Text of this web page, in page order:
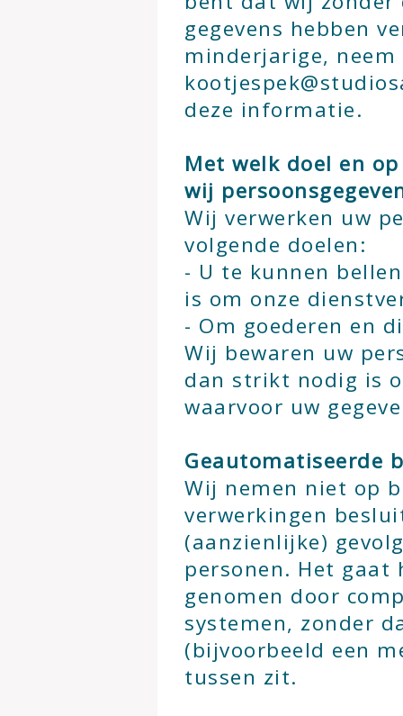
gegevens hebben
minderjarige,
deze informatie.
Met welk doel en
wij
Wij verwerken uw
volgende doelen:
- U te kunnen
is om onze
- Om goederen en
Wij bewaren uw
dan strikt nodig is
waarvoor uw
Geautomatiseerde
Wij nemen niet op
verwerkingen
(aanzienlijke)
personen. Het
genomen door
systemen, zonder
(bijvoorbeeld een
tussen zit.